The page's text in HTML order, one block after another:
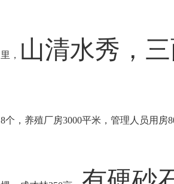
里， 山清水秀，三
8个，养殖厂房3000平米，管理人员用房